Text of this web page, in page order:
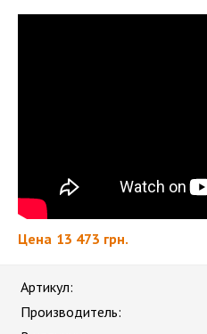
Цена 13 473 грн.
Артикул:
Производитель: